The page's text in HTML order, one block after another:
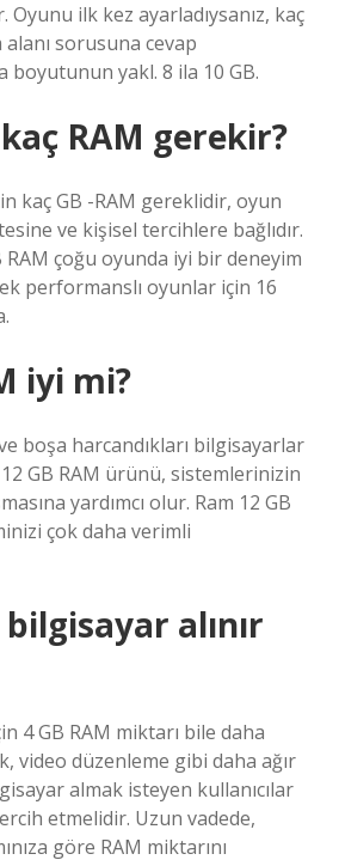
ilk kez ayarladıysanız, kaç
sorusuna cevap
boyutunun yakl. 8 ila 10 GB.
RAM gerekir?
kaç GB -RAM gereklidir, oyun
ve kişisel tercihlere bağlıdır.
RAM çoğu oyunda iyi bir deneyim
performanslı oyunlar için 16
iyi mi?
ve boşa harcandıkları bilgisayarlar
GB RAM ürünü, sistemlerinizin
yardımcı olur. Ram 12 GB
çok daha verimli
bilgisayar alınır
4 GB RAM miktarı bile daha
video düzenleme gibi daha ağır
almak isteyen kullanıcılar
etmelidir. Uzun vadede,
göre RAM miktarını